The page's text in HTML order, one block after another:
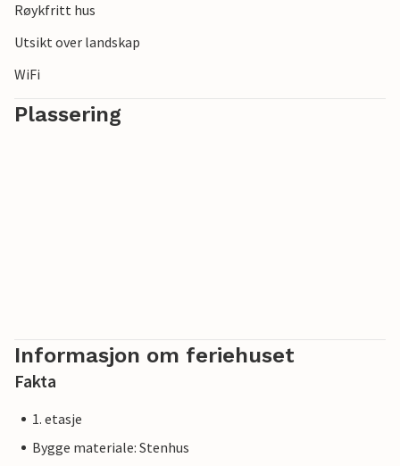
Røykfritt hus
Utsikt over landskap
WiFi
Plassering
Informasjon om feriehuset
Fakta
1. etasje
Bygge materiale: Stenhus